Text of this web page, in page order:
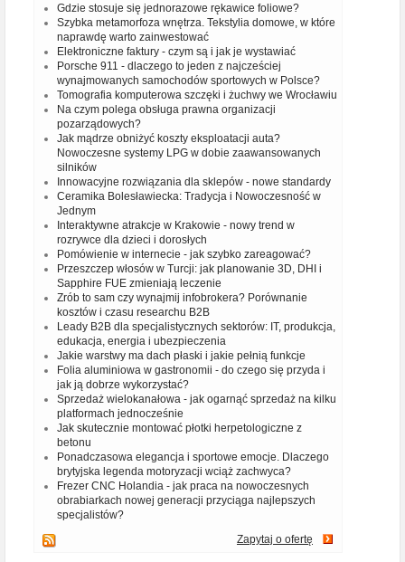
Gdzie stosuje się jednorazowe rękawice foliowe?
Szybka metamorfoza wnętrza. Tekstylia domowe, w które
naprawdę warto zainwestować
Elektroniczne faktury - czym są i jak je wystawiać
Porsche 911 - dlaczego to jeden z najcześciej
wynajmowanych samochodów sportowych w Polsce?
Tomografia komputerowa szczęki i żuchwy we Wrocławiu
Na czym polega obsługa prawna organizacji
pozarządowych?
Jak mądrze obniżyć koszty eksploatacji auta?
Nowoczesne systemy LPG w dobie zaawansowanych
silników
Innowacyjne rozwiązania dla sklepów - nowe standardy
Ceramika Bolesławiecka: Tradycja i Nowoczesność w
Jednym
Interaktywne atrakcje w Krakowie - nowy trend w
rozrywce dla dzieci i dorosłych
Pomówienie w internecie - jak szybko zareagować?
Przeszczep włosów w Turcji: jak planowanie 3D, DHI i
Sapphire FUE zmieniają leczenie
Zrób to sam czy wynajmij infobrokera? Porównanie
kosztów i czasu researchu B2B
Leady B2B dla specjalistycznych sektorów: IT, produkcja,
edukacja, energia i ubezpieczenia
Jakie warstwy ma dach płaski i jakie pełnią funkcje
Folia aluminiowa w gastronomii - do czego się przyda i
jak ją dobrze wykorzystać?
Sprzedaż wielokanałowa - jak ogarnąć sprzedaż na kilku
platformach jednocześnie
Jak skutecznie montować płotki herpetologiczne z
betonu
Ponadczasowa elegancja i sportowe emocje. Dlaczego
brytyjska legenda motoryzacji wciąż zachwyca?
Frezer CNC Holandia - jak praca na nowoczesnych
obrabiarkach nowej generacji przyciąga najlepszych
specjalistów?
Zapytaj o ofertę